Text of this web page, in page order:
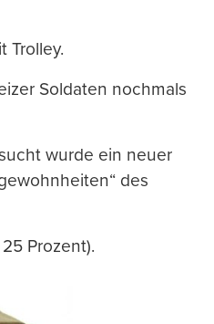
Trolley.
Soldaten nochmals
wurde ein neuer
des
Prozent).